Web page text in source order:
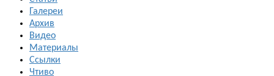
Галереи
Архив
Видео
Материалы
Ссылки
Чтиво